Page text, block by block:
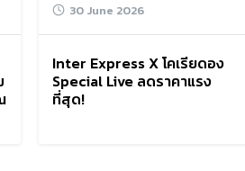
30 June 2026
Inter Express X โคเรียดอง
Special Live ลดราคาแรง
ที่สุด!